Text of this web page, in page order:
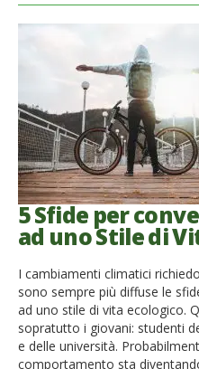
5 Sfide per
ad uno Stile di
I cambiamenti climatici
sono sempre più diffuse le
ad uno stile di vita ecologico.
sopratutto i giovani: studenti
e delle università.
comportamento sta